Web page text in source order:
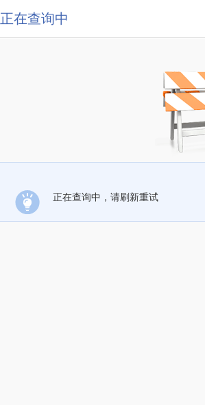
正在查询中
正在查询中，请刷新重试